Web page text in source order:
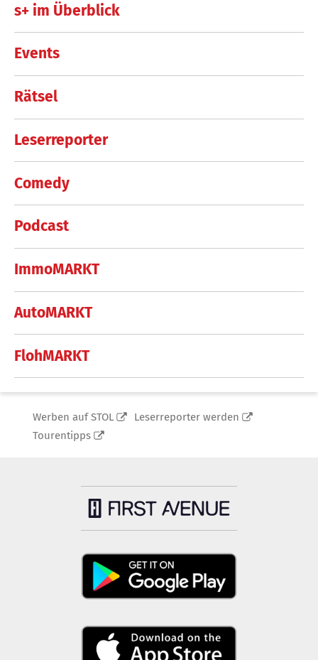
s+ im Überblick
Events
Rätsel
Leserreporter
Comedy
Podcast
ImmoMARKT
AutoMARKT
FlohMARKT
Werben auf STOL
Leserreporter werden
Tourentipps